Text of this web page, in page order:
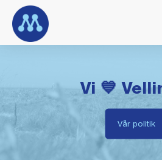
Vi 💙
Vår politik